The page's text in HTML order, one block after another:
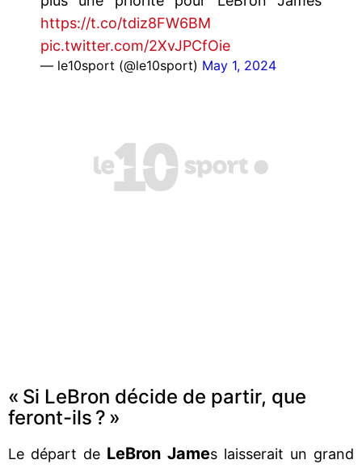
https://t.co/tdiz8FW6BM
pic.twitter.com/2XvJPCfOie
— le10sport (@le10sport) May 1, 2024
« Si LeBron décide de partir, que
feront-ils ? »
Le départ de LeBron James laisserait un grand